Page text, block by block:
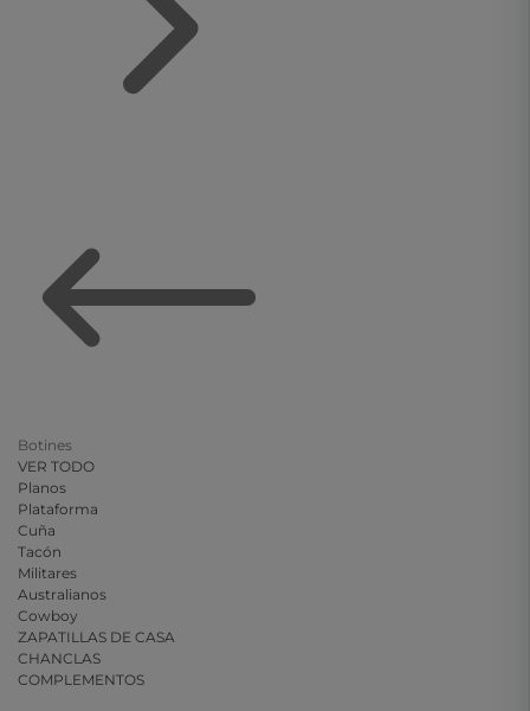
Botines
VER TODO
Planos
Plataforma
Cuña
Tacón
Militares
Australianos
Cowboy
ZAPATILLAS DE CASA
CHANCLAS
COMPLEMENTOS